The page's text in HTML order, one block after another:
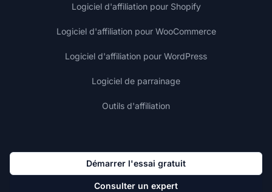
Logiciel d'affiliation pour Shopify
Logiciel d'affiliation pour WooCommerce
Logiciel d'affiliation pour WordPress
Logiciel de parrainage
Outils d'affiliation
Démarrer l'essai gratuit
Consulter un expert